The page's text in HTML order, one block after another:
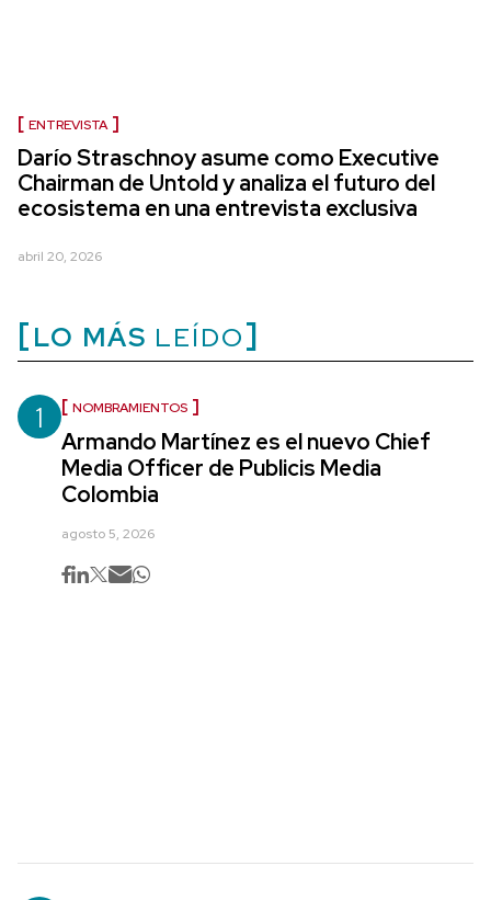
ENTREVISTA
Darío Straschnoy asume como Executive
Chairman de Untold y analiza el futuro del
ecosistema en una entrevista exclusiva
abril 20, 2026
LO MÁS LEÍDO
1 NOMBRAMIENTOS
Armando Martínez es el nuevo Chief
Media Officer de Publicis Media
Colombia
agosto 5, 2026